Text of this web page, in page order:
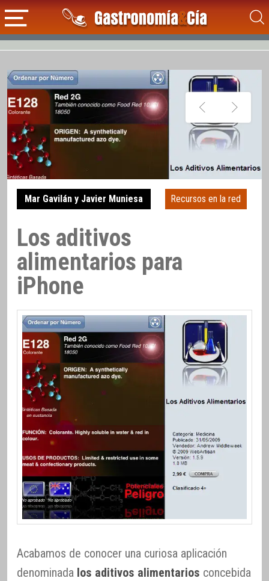
Mar Gavilán y Javier Muniesa Recursos en la red
Los aditivos
alimentarios para
iPhone
Acabamos de conocer una curiosa aplicación
denominada los aditivos alimentarios concebida